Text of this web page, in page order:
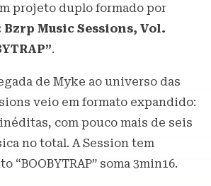
projeto duplo formado por
Bzrp Music Sessions, Vol.
.
de Myke ao universo das
veio em formato expandido:
com pouco mais de seis
no total. A Session tem
“BOOBYTRAP” soma 3min16.